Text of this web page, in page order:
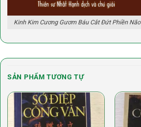
Kinh Kim Cương Gươm Báu Cắt Đứt Phiền Não
SẢN PHẨM TƯƠNG TỰ